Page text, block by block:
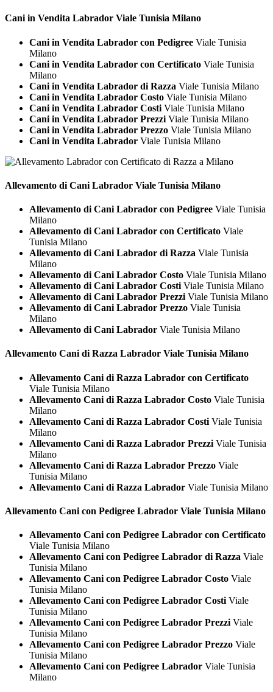
Cani in Vendita Labrador Viale Tunisia Milano
Cani in Vendita Labrador con Pedigree Viale Tunisia
Milano
Cani in Vendita Labrador con Certificato Viale Tunisia
Milano
Cani in Vendita Labrador di Razza Viale Tunisia Milano
Cani in Vendita Labrador Costo Viale Tunisia Milano
Cani in Vendita Labrador Costi Viale Tunisia Milano
Cani in Vendita Labrador Prezzi Viale Tunisia Milano
Cani in Vendita Labrador Prezzo Viale Tunisia Milano
Cani in Vendita Labrador Viale Tunisia Milano
Allevamento di Cani Labrador Viale Tunisia Milano
Allevamento di Cani Labrador con Pedigree Viale Tunisia
Milano
Allevamento di Cani Labrador con Certificato Viale
Tunisia Milano
Allevamento di Cani Labrador di Razza Viale Tunisia
Milano
Allevamento di Cani Labrador Costo Viale Tunisia Milano
Allevamento di Cani Labrador Costi Viale Tunisia Milano
Allevamento di Cani Labrador Prezzi Viale Tunisia Milano
Allevamento di Cani Labrador Prezzo Viale Tunisia
Milano
Allevamento di Cani Labrador Viale Tunisia Milano
Allevamento Cani di Razza Labrador Viale Tunisia Milano
Allevamento Cani di Razza Labrador con Certificato
Viale Tunisia Milano
Allevamento Cani di Razza Labrador Costo Viale Tunisia
Milano
Allevamento Cani di Razza Labrador Costi Viale Tunisia
Milano
Allevamento Cani di Razza Labrador Prezzi Viale Tunisia
Milano
Allevamento Cani di Razza Labrador Prezzo Viale
Tunisia Milano
Allevamento Cani di Razza Labrador Viale Tunisia Milano
Allevamento Cani con Pedigree Labrador Viale Tunisia Milano
Allevamento Cani con Pedigree Labrador con Certificato
Viale Tunisia Milano
Allevamento Cani con Pedigree Labrador di Razza Viale
Tunisia Milano
Allevamento Cani con Pedigree Labrador Costo Viale
Tunisia Milano
Allevamento Cani con Pedigree Labrador Costi Viale
Tunisia Milano
Allevamento Cani con Pedigree Labrador Prezzi Viale
Tunisia Milano
Allevamento Cani con Pedigree Labrador Prezzo Viale
Tunisia Milano
Allevamento Cani con Pedigree Labrador Viale Tunisia
Milano